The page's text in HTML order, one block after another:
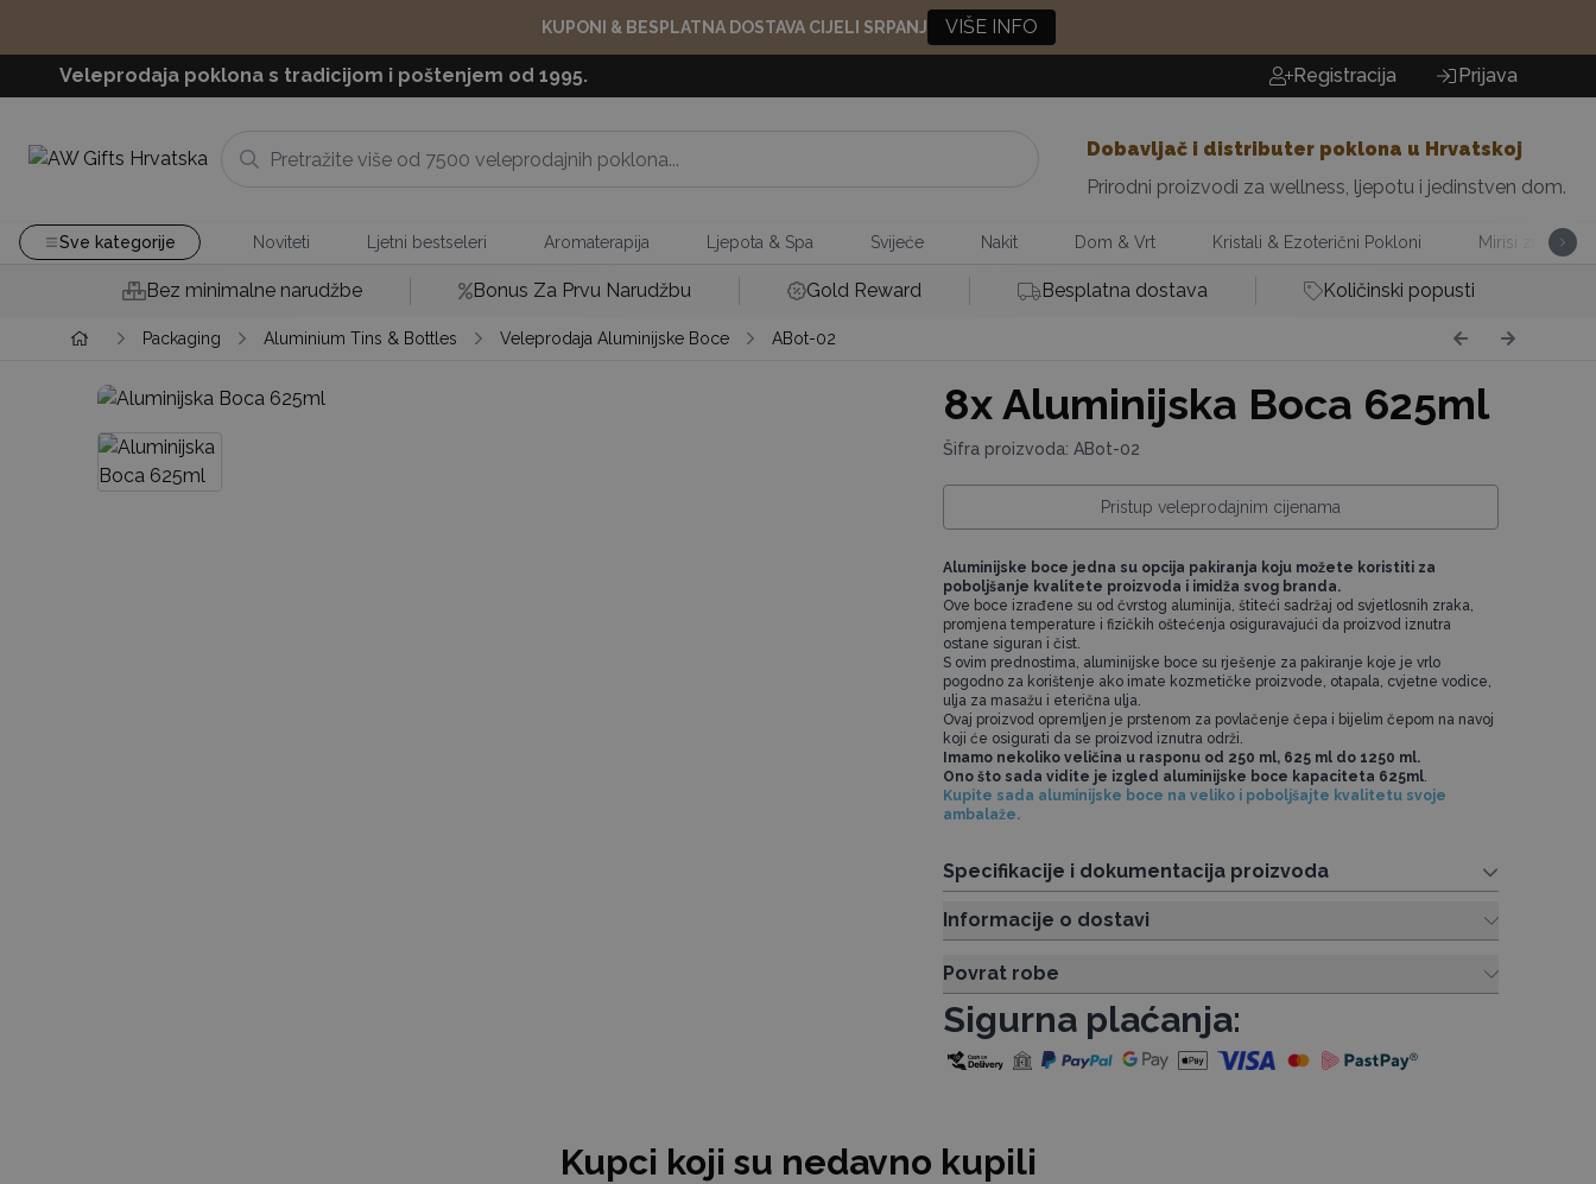
KUPONI & BESPLATNA DOSTAVA CIJELI SRPANJ VIŠE INFO
Veleprodaja poklona s tradicijom i poštenjem od 1995. Registracija Prijava
Dobavljač i distributer poklona u Hrvatskoj
Prirodni proizvodi za wellness, ljepotu i jedinstven dom.
Sve kategorije Noviteti Ljetni bestseleri Aromaterapija Ljepota & Spa Svijeće Nakit Dom & Vrt Kristali & Ezoterični Pokloni Mirisi za Dom
Bez minimalne narudžbe Bonus Za Prvu Narudžbu Gold Reward Besplatna dostava Količinski popusti
Packaging Aluminium Tins & Bottles Veleprodaja Aluminijske Boce ABot-02
8xAluminijska Boca 625ml
Šifra proizvoda: ABot-02
Pristup veleprodajnim cijenama
Aluminijske boce jedna su opcija pakiranja koju možete koristiti za
poboljšanje kvalitete proizvoda i imidža svog branda.
Ove boce izrađene su od čvrstog aluminija, štiteći sadržaj od svjetlosnih zraka,
promjena temperature i fizičkih oštećenja osiguravajući da proizvod iznutra
ostane siguran i čist.
S ovim prednostima, aluminijske boce su rješenje za pakiranje koje je vrlo
pogodno za korištenje ako imate kozmetičke proizvode, otapala, cvjetne vodice,
ulja za masažu i eterična ulja.
Ovaj proizvod opremljen je prstenom za povlačenje čepa i bijelim čepom na navoj
koji će osigurati da se proizvod iznutra održi.
Imamo nekoliko veličina u rasponu od 250 ml, 625 ml do 1250 ml.
Ono što sada vidite je izgled aluminijske boce kapaciteta 625ml.
Kupite sada aluminijske boce na veliko i poboljšajte kvalitetu svoje
ambalaže.
Specifikacije i dokumentacija proizvoda
Informacije o dostavi
Povrat robe
Sigurna plaćanja:
Kupci koji su nedavno kupili